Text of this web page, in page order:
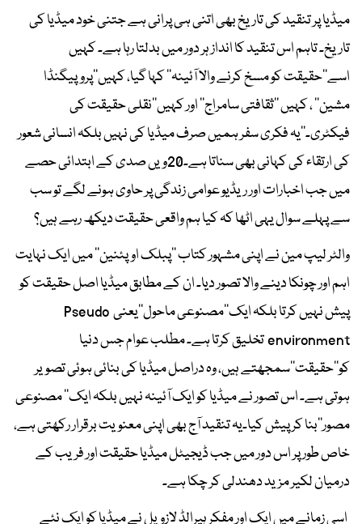
میڈیا پر تنقید کی تاریخ بھی اتنی ہی پرانی ہے جتنی خود میڈیا کی
تاریخ۔ تاہم اس تنقید کا انداز ہر دور میں بدلتا رہا ہے۔ کہیں
اسے’’حقیقت کو مسخ کرنے والا آئینہ‘‘ کہا گیا، کہیں’’پروپیگنڈا
مشین‘‘ ، کہیں ’’ثقافتی سامراج‘‘ اور کہیں’’نقلی حقیقت کی
فیکٹری۔‘‘یہ فکری سفر ہمیں صرف میڈیا کی نہیں بلکہ انسانی شعور
کی ارتقاء کی کہانی بھی سناتا ہے۔20ویں صدی کے ابتدائی حصے
میں جب اخبارات اور ریڈیو عوامی زندگی پر حاوی ہونے لگے تو سب
سے پہلے سوال یہی اٹھا کہ کیا ہم واقعی حقیقت دیکھ رہے ہیں؟
والٹر لیپ مین نے اپنی مشہور کتاب ’’پبلک اوپئنین‘‘ میں ایک نہایت
اہم اور چونکا دینے والا تصور دیا۔ ان کے مطابق میڈیا اصل حقیقت کو
پیش نہیں کرتا بلکہ ایک’’مصنوعی ماحول’’یعنی Pseudo
environment تخلیق کرتا ہے۔ مطلب عوام جس دنیا
کو’’حقیقت‘‘سمجھتے ہیں، وہ دراصل میڈیا کی بنائی ہوئی تصویر
ہوتی ہے۔ اس تصور نے میڈیا کو ایک آئینہ نہیں بلکہ ایک’’ مصنوعی
مصور‘‘بنا کر پیش کیا۔یہ تنقید آج بھی اپنی معنویت برقرار رکھتی ہے،
خاص طور پر اس دور میں جب ڈیجیٹل میڈیا حقیقت اور فریب کے
درمیان لکیر مزید دھندلی کر چکا ہے۔
اسی زمانے میں ایک اور مفکر ہیرالڈ لازویل نے میڈیا کو ایک نئے